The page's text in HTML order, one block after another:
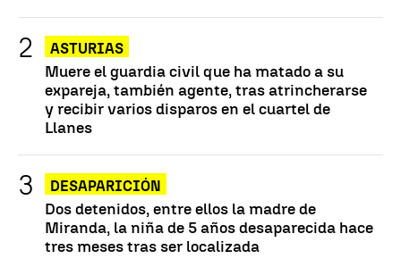
ASTURIAS
Muere el guardia civil que ha matado a su
expareja, también agente, tras atrincherarse
y recibir varios disparos en el cuartel de
Llanes
DESAPARICIÓN
Dos detenidos, entre ellos la madre de
Miranda, la niña de 5 años desaparecida hace
tres meses tras ser localizada